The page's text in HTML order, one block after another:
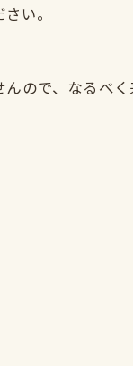
い。
で、なるべく